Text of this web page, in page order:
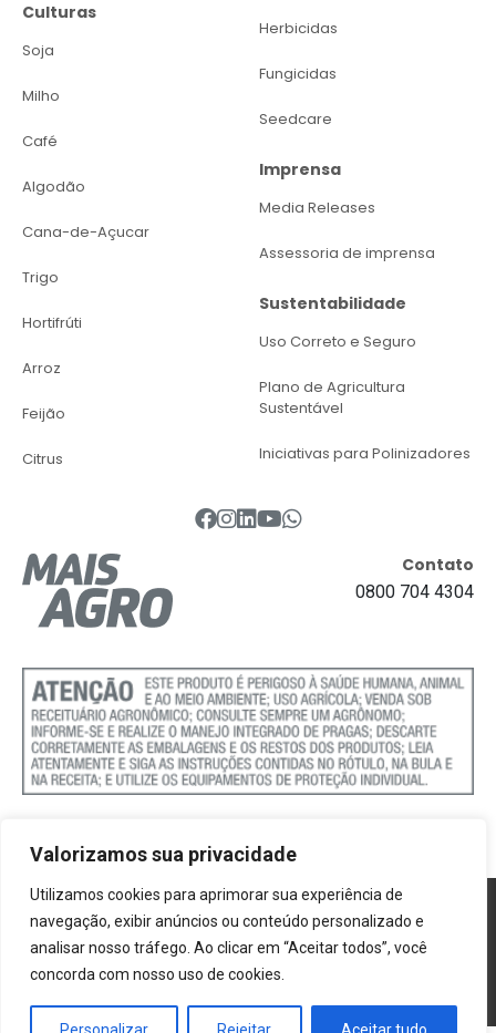
Valorizamos sua privacidade
Utilizamos cookies para aprimorar sua experiência de
navegação, exibir anúncios ou conteúdo personalizado e
analisar nosso tráfego. Ao clicar em “Aceitar todos”, você
concorda com nosso uso de cookies.
Culturas
Soja
Milho
Café
Algodão
Cana-de-Açucar
Trigo
Hortifrúti
Arroz
Feijão
Citrus
Herbicidas
Fungicidas
Seedcare
Imprensa
Media Releases
Assessoria de imprensa
Sustentabilidade
Uso Correto e Seguro
Plano de Agricultura
Sustentável
Iniciativas para Polinizadores
Contato
0800 704 4304
Política de Cookies
Termos e Condições